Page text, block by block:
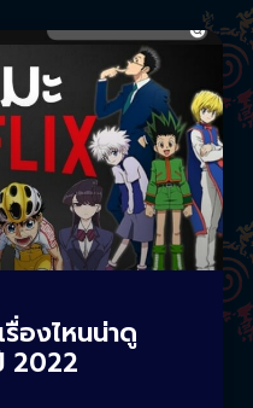
รื่องไหนน่าดู
2022